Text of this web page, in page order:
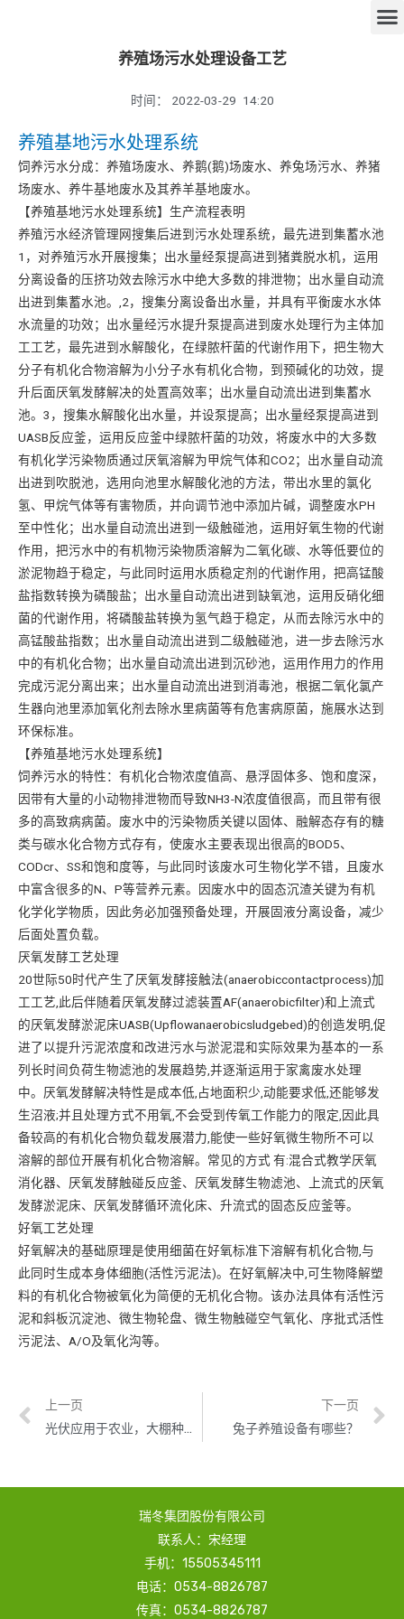
养殖场污水处理设备工艺
时间： 2022-03-29 14:20
养殖基地污水处理系统
饲养污水分成：养殖场废水、养鹅(鹅)场废水、养兔场污水、养猪
场废水、养牛基地废水及其养羊基地废水。
【养殖基地污水处理系统】生产流程表明
养殖污水经济管理网搜集后进到污水处理系统，最先进到集蓄水池
1，对养殖污水开展搜集；出水量经泵提高进到猪粪脱水机，运用
分离设备的压挤功效去除污水中绝大多数的排泄物；出水量自动流
出进到集蓄水池。,2，搜集分离设备出水量，并具有平衡废水水体
水流量的功效；出水量经污水提升泵提高进到废水处理行为主体加
工工艺，最先进到水解酸化，在绿脓杆菌的代谢作用下，把生物大
分子有机化合物溶解为小分子水有机化合物，到预碱化的功效，提
升后面厌氧发酵解决的处置高效率；出水量自动流出进到集蓄水
池。3，搜集水解酸化出水量，并设泵提高；出水量经泵提高进到
UASB反应釜，运用反应釜中绿脓杆菌的功效，将废水中的大多数
有机化学污染物质通过厌氧溶解为甲烷气体和CO2；出水量自动流
出进到吹脱池，选用向池里水解酸化池的方法，带出水里的氯化
氢、甲烷气体等有害物质，并向调节池中添加片碱，调整废水PH
至中性化；出水量自动流出进到一级触碰池，运用好氧生物的代谢
作用，把污水中的有机物污染物质溶解为二氧化碳、水等低要位的
淤泥物趋于稳定，与此同时运用水质稳定剂的代谢作用，把高锰酸
盐指数转换为磷酸盐；出水量自动流出进到缺氧池，运用反硝化细
菌的代谢作用，将磷酸盐转换为氢气趋于稳定，从而去除污水中的
高锰酸盐指数；出水量自动流出进到二级触碰池，进一步去除污水
中的有机化合物；出水量自动流出进到沉砂池，运用作用力的作用
完成污泥分离出来；出水量自动流出进到消毒池，根据二氧化氯产
生器向池里添加氧化剂去除水里病菌等有危害病原菌，施展水达到
环保标准。
【养殖基地污水处理系统】
饲养污水的特性：有机化合物浓度值高、悬浮固体多、饱和度深，
因带有大量的小动物排泄物而导致NH3-N浓度值很高，而且带有很
多的高致病病菌。废水中的污染物质关键以固体、融解态存有的糖
类与碳水化合物方式存有，使废水主要表现出很高的BOD5、
CODcr、SS和饱和度等，与此同时该废水可生物化学不错，且废水
中富含很多的N、P等营养元素。因废水中的固态沉渣关键为有机
化学化学物质，因此务必加强预备处理，开展固液分离设备，减少
后面处置负载。
厌氧发酵工艺处理
20世际50时代产生了厌氧发酵接触法(anaerobiccontactprocess)加
工工艺,此后伴随着厌氧发酵过滤装置AF(anaerobicfilter)和上流式
的厌氧发酵淤泥床UASB(Upflowanaerobicsludgebed)的创造发明,促
进了以提升污泥浓度和改进污水与淤泥混和实际效果为基本的一系
列长时间负荷生物滤池的发展趋势,并逐渐运用于家禽废水处理
中。厌氧发酵解决特性是成本低,占地面积少,动能要求低,还能够发
生沼液;并且处理方式不用氧,不会受到传氧工作能力的限定,因此具
备较高的有机化合物负载发展潜力,能使一些好氧微生物所不可以
溶解的部位开展有机化合物溶解。常见的方式 有:混合式教学厌氧
消化器、厌氧发酵触碰反应釜、厌氧发酵生物滤池、上流式的厌氧
发酵淤泥床、厌氧发酵循环流化床、升流式的固态反应釜等。
好氧工艺处理
好氧解决的基础原理是使用细菌在好氧标准下溶解有机化合物,与
此同时生成本身体细胞(活性污泥法)。在好氧解决中,可生物降解塑
料的有机化合物被氧化为简便的无机化合物。该办法具体有活性污
泥和斜板沉淀池、微生物轮盘、微生物触碰空气氧化、序批式活性
污泥法、A/O及氧化沟等。
上一页
光伏应用于农业，大棚种植、畜牧养殖、休闲农业都是如何盈利的？
下一页
兔子养殖设备有哪些？
瑞冬集团股份有限公司
联系人：宋经理
手机：15505345111
电话：0534-8826787
传真：0534-8826787